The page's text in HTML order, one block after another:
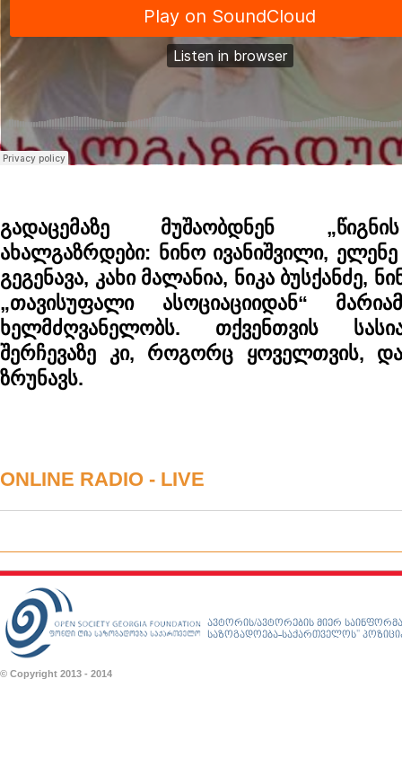
გადაცემაზე მუშაობდნენ
ახალგაზრდები: ნინო ივანიშვილი,
გეგენავა, კახი მალანია, ნიკა ბუსქანძე,
„თავისუფალი ასოციაციიდან“
ხელმძღვანელობს. თქვენთვის
შერჩევაზე კი, როგორც ყოველთვის,
ზრუნავს.
ONLINE RADIO - LIVE
ავტორის/ავტორების მიერ
საზოგადოება-საქართველოს”
© Copyright 2013 - 2014